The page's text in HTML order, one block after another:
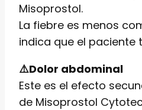
Misoprostol.
La fiebre es menos
indica que el paciente
⚠️Dolor abdominal
Este es el efecto
de Misoprostol